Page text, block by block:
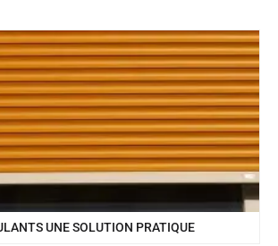
UNE SOLUTION PRATIQUE